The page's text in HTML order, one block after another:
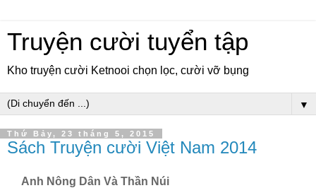
Truyện cười tuyển tập
Kho truyện cười Ketnooi chọn lọc, cười vỡ bụng
▼
Thứ Bảy, 23 tháng 5, 2015
Sách Truyện cười Việt Nam 2014
Anh Nông Dân Và Thần Núi